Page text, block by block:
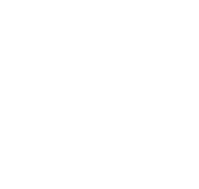
Diferenciais